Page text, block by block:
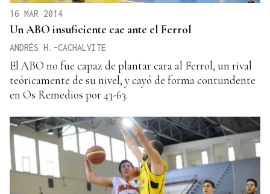
16 MAR 2014
Un ABO insuficiente cae ante el Ferrol
ANDRÉS H.-CACHALVITE
El ABO no fue capaz de plantar cara al Ferrol, un rival
teóricamente de su nivel, y cayó de forma contundente
en Os Remedios por 43-63.